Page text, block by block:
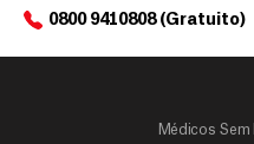
0800 9410808 (Gratuito)
Médicos Sem